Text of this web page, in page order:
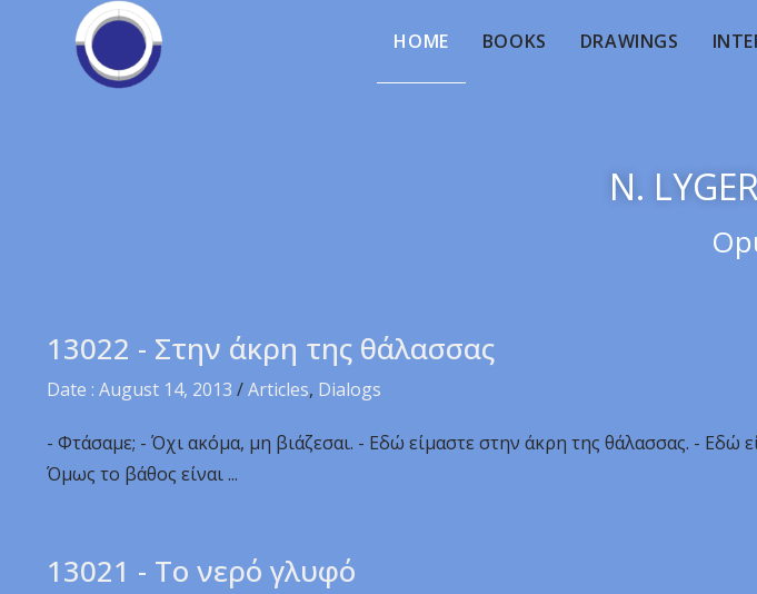
HOME BOOKS DRAWINGS
N.
13022 - Στην άκρη της θάλασσας
Date : August 14, 2013 /Articles, Dialogs
- Φτάσαμε; - Όχι ακόμα, μη βιάζεσαι. - Εδώ είμαστε στην άκρη της θάλασσας. - Εδώ
Όμως το βάθος είναι ...
13021 - Το νερό γλυφό